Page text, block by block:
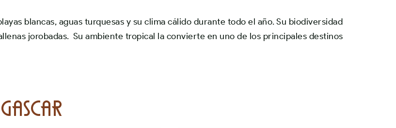
blancas, aguas turquesas y su clima cálido durante todo el año. Su biodiversidad
jorobadas. Su ambiente tropical la convierte en uno de los principales destinos